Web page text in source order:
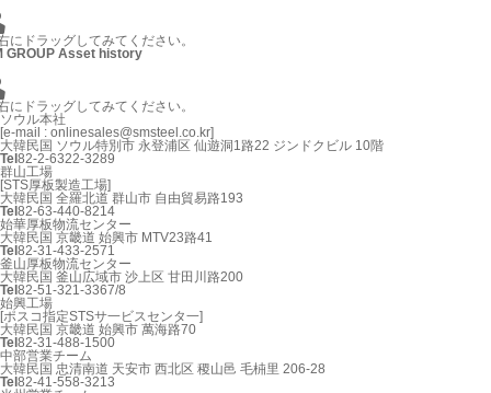
にドラッグしてみてください。
GROUP Asset history
にドラッグしてみてください。
ソウル本社
[e-mail : onlinesales@smsteel.co.kr]
大韓民国 ソウル特別市 永登浦区 仙遊洞1路22 ジンドクビル 10階
Tel82-2-6322-3289
群山工場
[STS厚板製造工場]
大韓民国 全羅北道 群山市 自由貿易路193
Tel82-63-440-8214
始華厚板物流センター
大韓民国 京畿道 始興市 MTV23路41
Tel82-31-433-2571
釜山厚板物流センター
大韓民国 釜山広域市 沙上区 甘田川路200
Tel82-51-321-3367/8
始興工場
[ポスコ指定STSサ一ビスセンタ一]
大韓民国 京畿道 始興市 萬海路70
Tel82-31-488-1500
中部営業チーム
大韓民国 忠清南道 天安市 西北区 稷山邑 毛枾里 206-28
Tel82-41-558-3213